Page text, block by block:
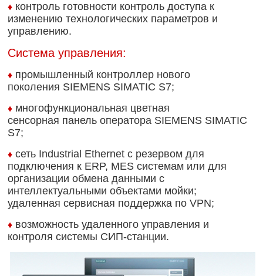
♦ контроль готовности контроль доступа к
изменению технологических параметров и
управлению.
Система управления:
♦ промышленный контроллер нового
поколения SIEMENS SIMATIC S7;
♦ многофункциональная цветная
сенсорная панель оператора SIEMENS SIMATIC
S7;
♦ сеть Industrial Ethernet с резервом для
подключения к ERP, MES системам или для
организации обмена данными с
интеллектуальными объектами мойки;
удаленная сервисная поддержка по VPN;
♦ возможность удаленного управления и
контроля системы СИП-станции.